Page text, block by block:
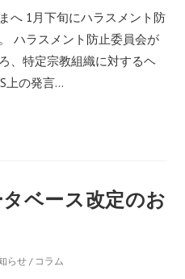
へ 1月下旬にハラスメント防
ハラスメント防止委員会が
、特定宗教組織に対するヘ
上の発言…
ベース改定のお
らせ / コラム